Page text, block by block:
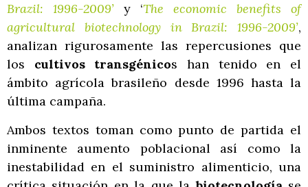
Brazil: 1996-2009’ y ‘The economic benefits of
agricultural biotechnology in Brazil: 1996-2009’,
analizan rigurosamente las repercusiones que
los cultivos transgénicos han tenido en el
ámbito agrícola brasileño desde 1996 hasta la
última campaña.
Ambos textos toman como punto de partida el
inminente aumento poblacional así como la
inestabilidad en el suministro alimenticio, una